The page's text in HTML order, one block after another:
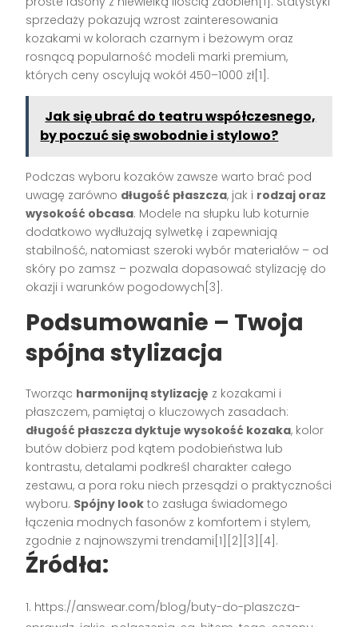
sprzedaży pokazują wzrost zainteresowania
kozakami w kolorach czarnym i beżowym oraz
rosnącą popularność modeli marki premium,
których ceny oscylują wokół 450–1000 zł[1].
Jak się ubrać do teatru współczesnego,
by poczuć się swobodnie i stylowo?
Podczas wyboru kozaków zawsze warto brać pod
uwagę zarówno długość płaszcza, jak i rodzaj oraz
wysokość obcasa. Modele na słupku lub koturnie
dodatkowo wydłużają sylwetkę i zapewniają
stabilność, natomiast szeroki wybór materiałów – od
skóry po zamsz – pozwala dopasować stylizację do
okazji i warunków pogodowych[3].
Podsumowanie – Twoja
spójna stylizacja
Tworząc harmonijną stylizację z kozakami i
płaszczem, pamiętaj o kluczowych zasadach:
długość płaszcza dyktuje wysokość kozaka, kolor
butów dobierz pod kątem podobieństwa lub
kontrastu, detalami podkreśl charakter całego
zestawu, a pora roku niech przesądzi o praktyczności
wyboru. Spójny look to zasługa świadomego
łączenia modnych fasonów z komfortem i stylem,
zgodnie z najnowszymi trendami[1][2][3][4].
Źródła:
https://answear.com/blog/buty-do-plaszcza-